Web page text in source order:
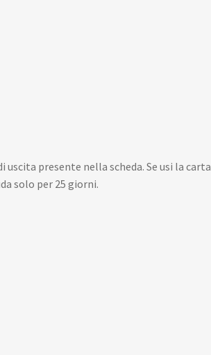
presente nella scheda. Se usi la carta
solo per 25 giorni.